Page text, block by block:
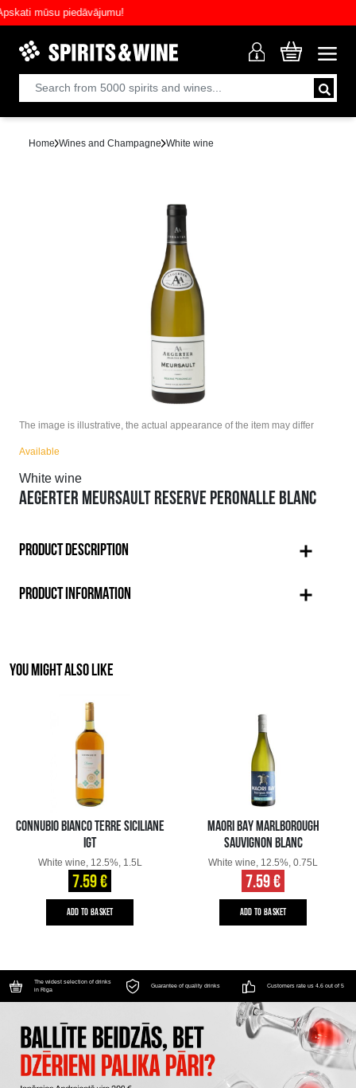
mūsu piedāvājumu!
Home Wines and Champagne White wine
The image is illustrative, the actual appearance of the item may differ
Available
White wine
AEGERTER MEURSAULT RESERVE PERONALLE BLANC
PRODUCT DESCRIPTION
PRODUCT INFORMATION
YOU MIGHT ALSO LIKE
CONNUBIO BIANCO TERRE SICILIANE
IGT
White wine, 12.5%, 1.5L
7.59 €
ADD TO BASKET
MAORI BAY MARLBOROUGH
SAUVIGNON BLANC
White wine, 12.5%, 0.75L
7.59 €
ADD TO BASKET
The widest selection of drinks
in Riga
Guarantee of quality drinks Customers rate us 4.6 out of 5